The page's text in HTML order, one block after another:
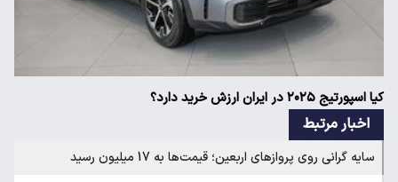
کیا اسپورتیج ۲۰۲۵ در ایران ارزش خرید دارد؟
اخبار مرتبط
سایه گرانی روی پروازهای اربعین؛ قیمت‌ها به 17 میلیون رسید